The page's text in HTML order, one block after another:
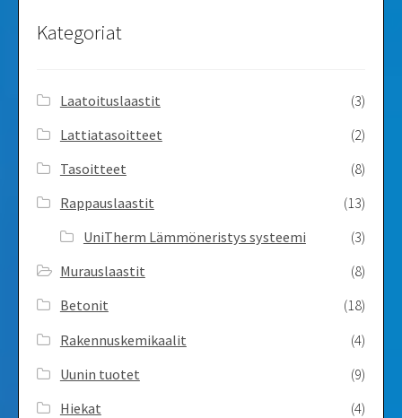
Kategoriat
Laatoituslaastit
(3)
Lattiatasoitteet
(2)
Tasoitteet
(8)
Rappauslaastit
(13)
UniTherm Lämmöneristys systeemi
(3)
Murauslaastit
(8)
Betonit
(18)
Rakennuskemikaalit
(4)
Uunin tuotet
(9)
Hiekat
(4)